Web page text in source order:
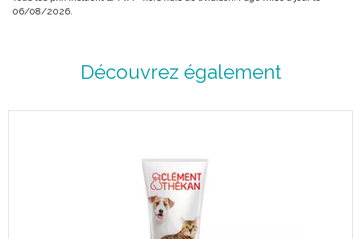
06/08/2026.
Découvrez également